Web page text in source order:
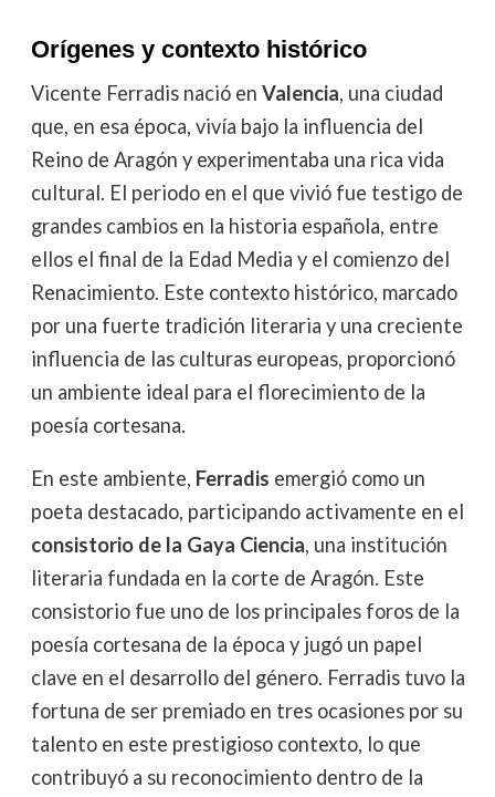
Orígenes y contexto histórico
Vicente Ferradis nació en Valencia, una ciudad
que, en esa época, vivía bajo la influencia del
Reino de Aragón y experimentaba una rica vida
cultural. El periodo en el que vivió fue testigo de
grandes cambios en la historia española, entre
ellos el final de la Edad Media y el comienzo del
Renacimiento. Este contexto histórico, marcado
por una fuerte tradición literaria y una creciente
influencia de las culturas europeas, proporcionó
un ambiente ideal para el florecimiento de la
poesía cortesana.
En este ambiente, Ferradis emergió como un
poeta destacado, participando activamente en el
consistorio de la Gaya Ciencia, una institución
literaria fundada en la corte de Aragón. Este
consistorio fue uno de los principales foros de la
poesía cortesana de la época y jugó un papel
clave en el desarrollo del género. Ferradis tuvo la
fortuna de ser premiado en tres ocasiones por su
talento en este prestigioso contexto, lo que
contribuyó a su reconocimiento dentro de la